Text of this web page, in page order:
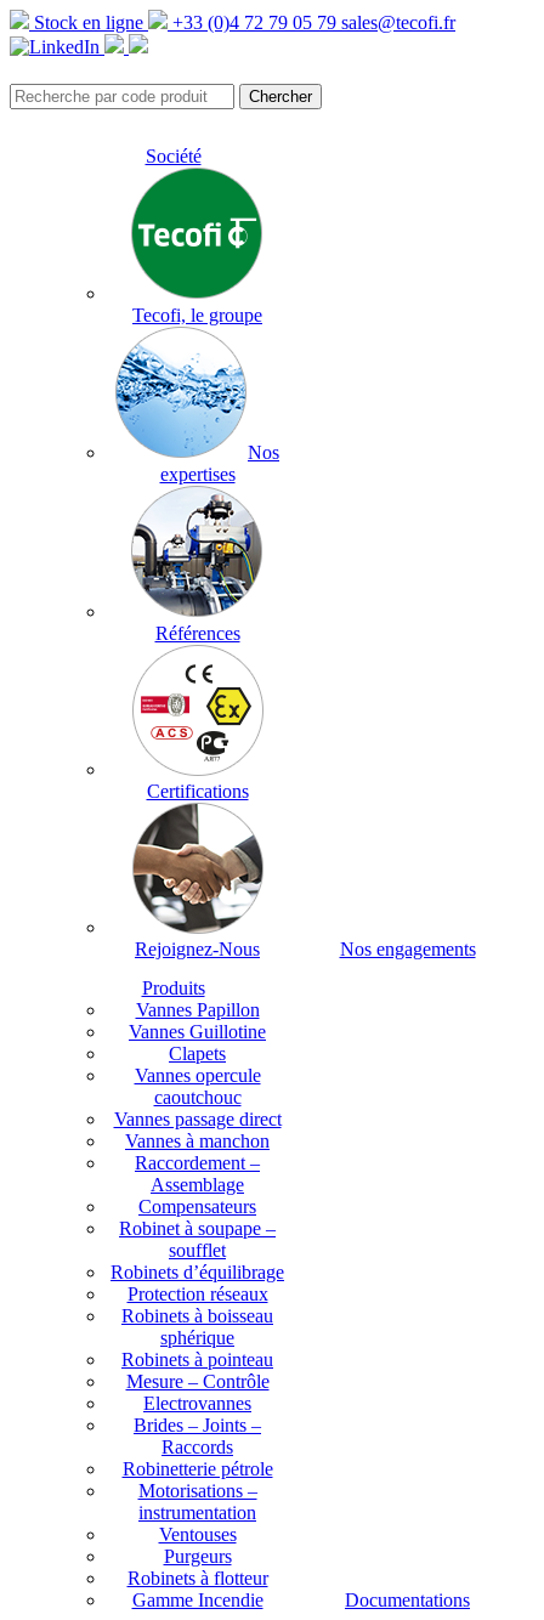
Stock en ligne +33 (0)4 72 79 05 79 sales@tecofi.fr
Société
Tecofi, le groupe
Nos
expertises
Références
Certifications
Rejoignez-Nous
Nos engagements
Produits
Vannes Papillon
Vannes Guillotine
Clapets
Vannes opercule
caoutchouc
Vannes passage direct
Vannes à manchon
Raccordement –
Assemblage
Compensateurs
Robinet à soupape –
soufflet
Robinets d’équilibrage
Protection réseaux
Robinets à boisseau
sphérique
Robinets à pointeau
Mesure – Contrôle
Electrovannes
Brides – Joints –
Raccords
Robinetterie pétrole
Motorisations –
instrumentation
Ventouses
Purgeurs
Robinets à flotteur
Gamme Incendie
Documentations